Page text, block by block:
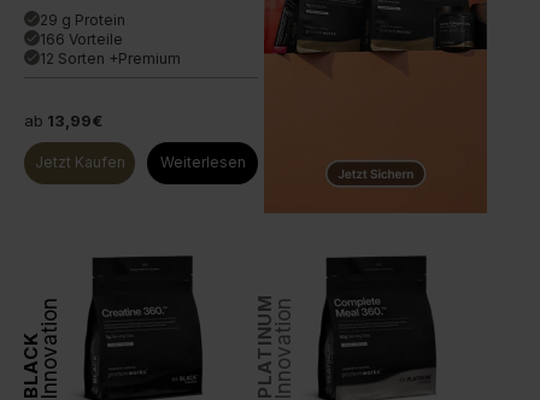
done 29 g Protein
done 166 Vorteile
done 12 Sorten +Premium
ab 13,99€
Jetzt Kaufen Weiterlesen
BLACKInnovation PLATINUMInnovation